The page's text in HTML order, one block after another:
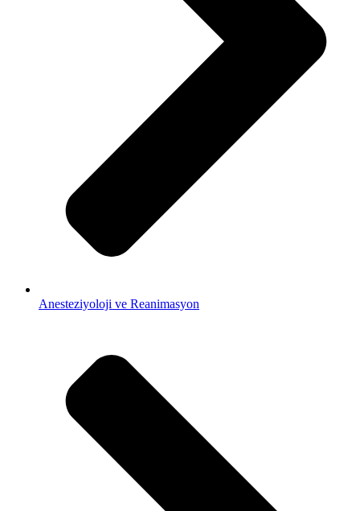
Anesteziyoloji ve Reanimasyon